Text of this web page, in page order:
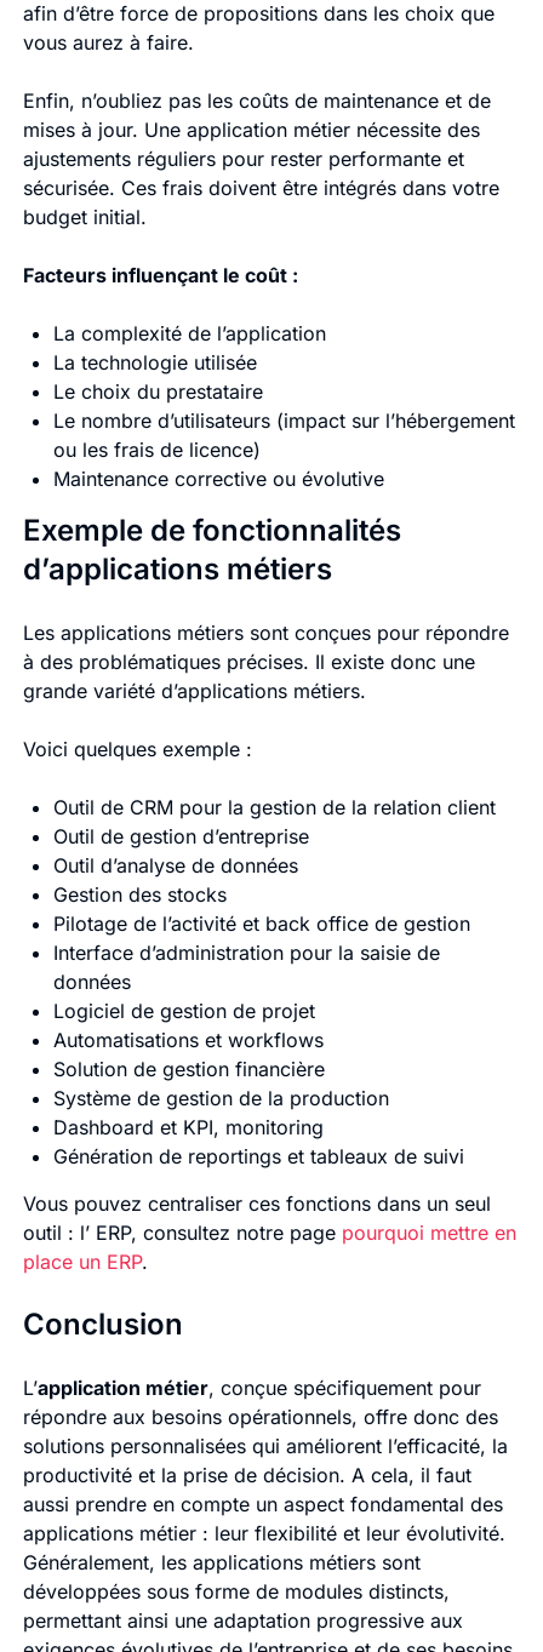
afin d’être force de propositions dans les choix que
vous aurez à faire.
Enfin, n’oubliez pas les coûts de maintenance et de
mises à jour. Une application métier nécessite des
ajustements réguliers pour rester performante et
sécurisée. Ces frais doivent être intégrés dans votre
budget initial.
Facteurs influençant le coût :
La complexité de l’application
La technologie utilisée
Le choix du prestataire
Le nombre d’utilisateurs (impact sur l’hébergement
ou les frais de licence)
Maintenance corrective ou évolutive
Exemple de fonctionnalités
d’applications métiers
Les applications métiers sont conçues pour répondre
à des problématiques précises. Il existe donc une
grande variété d’applications métiers.
Voici quelques exemple :
Outil de CRM pour la gestion de la relation client
Outil de gestion d’entreprise
Outil d’analyse de données
Gestion des stocks
Pilotage de l’activité et back office de gestion
Interface d’administration pour la saisie de
données
Logiciel de gestion de projet
Automatisations et workflows
Solution de gestion financière
Système de gestion de la production
Dashboard et KPI, monitoring
Génération de reportings et tableaux de suivi
Vous pouvez centraliser ces fonctions dans un seul
outil : l’ ERP, consultez notre page pourquoi mettre en
place un ERP.
Conclusion
L’application métier, conçue spécifiquement pour
répondre aux besoins opérationnels, offre donc des
solutions personnalisées qui améliorent l’efficacité, la
productivité et la prise de décision. A cela, il faut
aussi prendre en compte un aspect fondamental des
applications métier : leur flexibilité et leur évolutivité.
Généralement, les applications métiers sont
développées sous forme de modules distincts,
permettant ainsi une adaptation progressive aux